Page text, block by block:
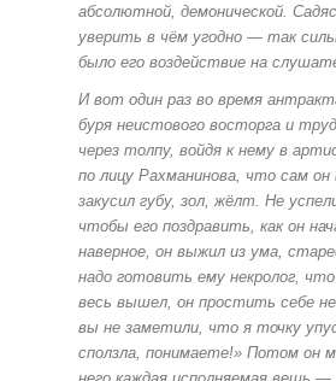
абсолютной, демонической.
уверить в чём угодно — так
было его воздействие на
И вот один раз во время
буря неистового восторга и
через толпу, войдя к нему в
по лицу Рахманинова, что сам
закусил губу, зол, жёлт. Не
чтобы его поздравить, как он
наверное, он выжил из ума,
надо готовить ему некролог,
весь вышел, он простить себе
вы не заметили, что я точку
сползла, понимаете!» Потом он